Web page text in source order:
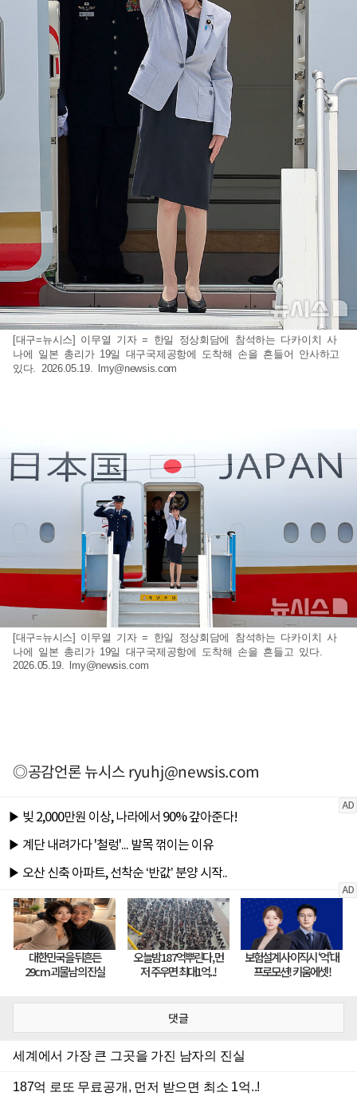
[대구=뉴시스] 이무열 기자 = 한일 정상회담에 참석하는 다카이치 사
나에 일본 총리가 19일 대구국제공항에 도착해 손을 흔들어 안사하고
있다. 2026.05.19.
lmy@newsis.com
[대구=뉴시스] 이무열 기자 = 한일 정상회담에 참석하는 다카이치 사
나에 일본 총리가 19일 대구국제공항에 도착해 손을 흔들고 있다.
2026.05.19.
lmy@newsis.com
◎공감언론 뉴시스ryuhj@newsis.com
댓글